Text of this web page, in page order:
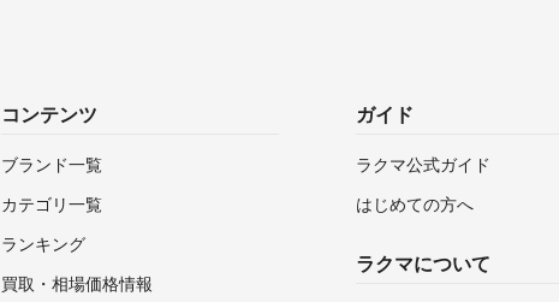
コンテンツ
ブランド一覧
カテゴリ一覧
ランキング
買取・相場価格情報
ガイド
ラクマ公式ガイド
はじめての方へ
ラクマについて